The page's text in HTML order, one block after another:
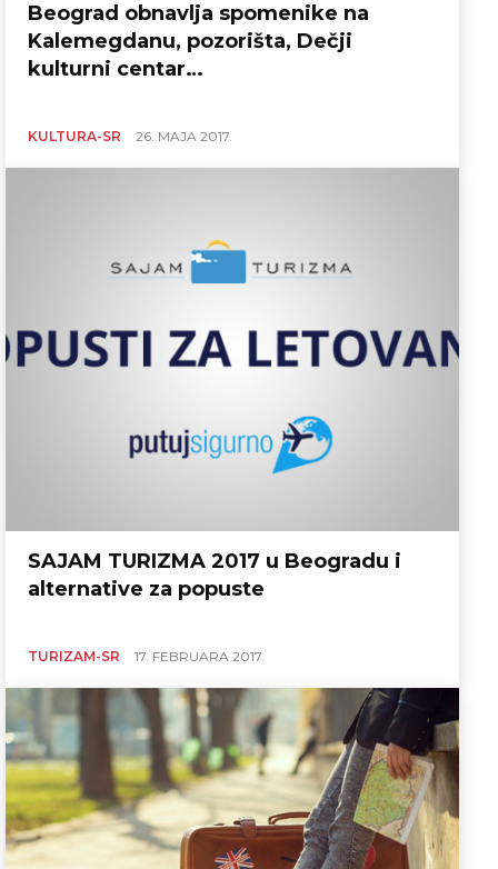
Beograd obnavlja spomenike na
Kalemegdanu, pozorišta, Dečji
kulturni centar…
KULTURA-SR 26. MAJA 2017.
SAJAM TURIZMA 2017 u Beogradu i
alternative za popuste
TURIZAM-SR 17. FEBRUARA 2017.